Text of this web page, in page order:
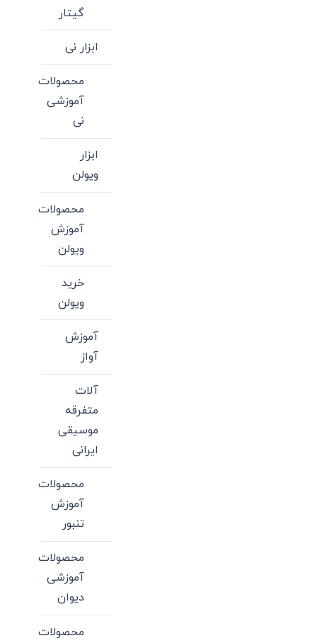
گیتار
ابزار نی
محصولات
آموزشی
نی
ابزار
ویولن
محصولات
آموزش
ویولن
خرید
ویولن
آموزش
آواز
آلات
متفرقه
موسیقی
ایرانی
محصولات
آموزش
تنبور
محصولات
آموزشی
دیوان
محصولات